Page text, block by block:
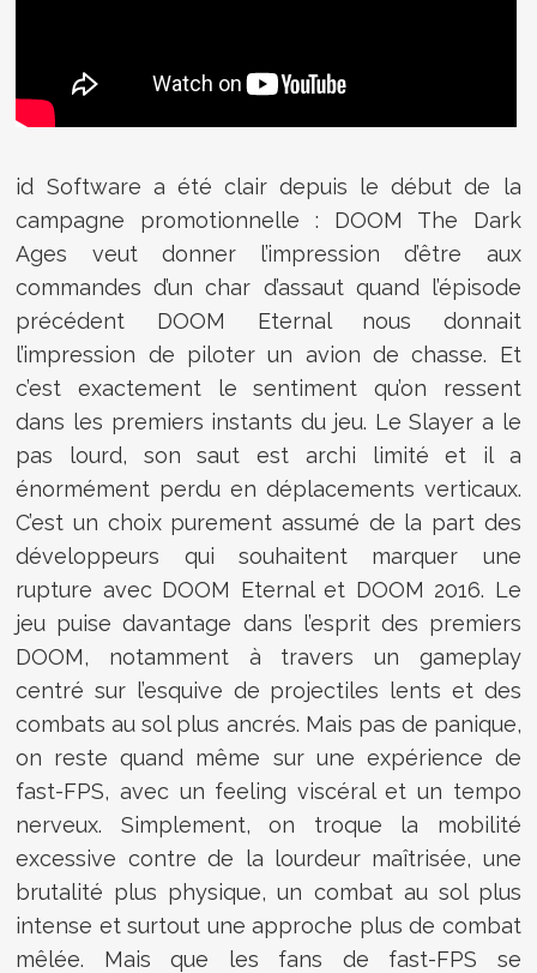
id Software a été clair depuis le début de la
campagne promotionnelle : DOOM The Dark
Ages veut donner l’impression d’être aux
commandes d’un char d’assaut quand l’épisode
précédent DOOM Eternal nous donnait
l’impression de piloter un avion de chasse. Et
c’est exactement le sentiment qu’on ressent
dans les premiers instants du jeu. Le Slayer a le
pas lourd, son saut est archi limité et il a
énormément perdu en déplacements verticaux.
C’est un choix purement assumé de la part des
développeurs qui souhaitent marquer une
rupture avec DOOM Eternal et DOOM 2016. Le
jeu puise davantage dans l’esprit des premiers
DOOM, notamment à travers un gameplay
centré sur l’esquive de projectiles lents et des
combats au sol plus ancrés. Mais pas de panique,
on reste quand même sur une expérience de
fast-FPS, avec un feeling viscéral et un tempo
nerveux. Simplement, on troque la mobilité
excessive contre de la lourdeur maîtrisée, une
brutalité plus physique, un combat au sol plus
intense et surtout une approche plus de combat
mêlée. Mais que les fans de fast-FPS se